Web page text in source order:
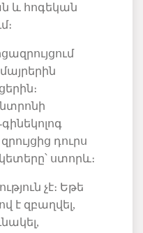
և հոգեկան
մայրերին
գինեկոլոգ
զրույցից դուրս
կետերը՝ ստորև։
չէ։ Եթե
է զբաղվել,
,